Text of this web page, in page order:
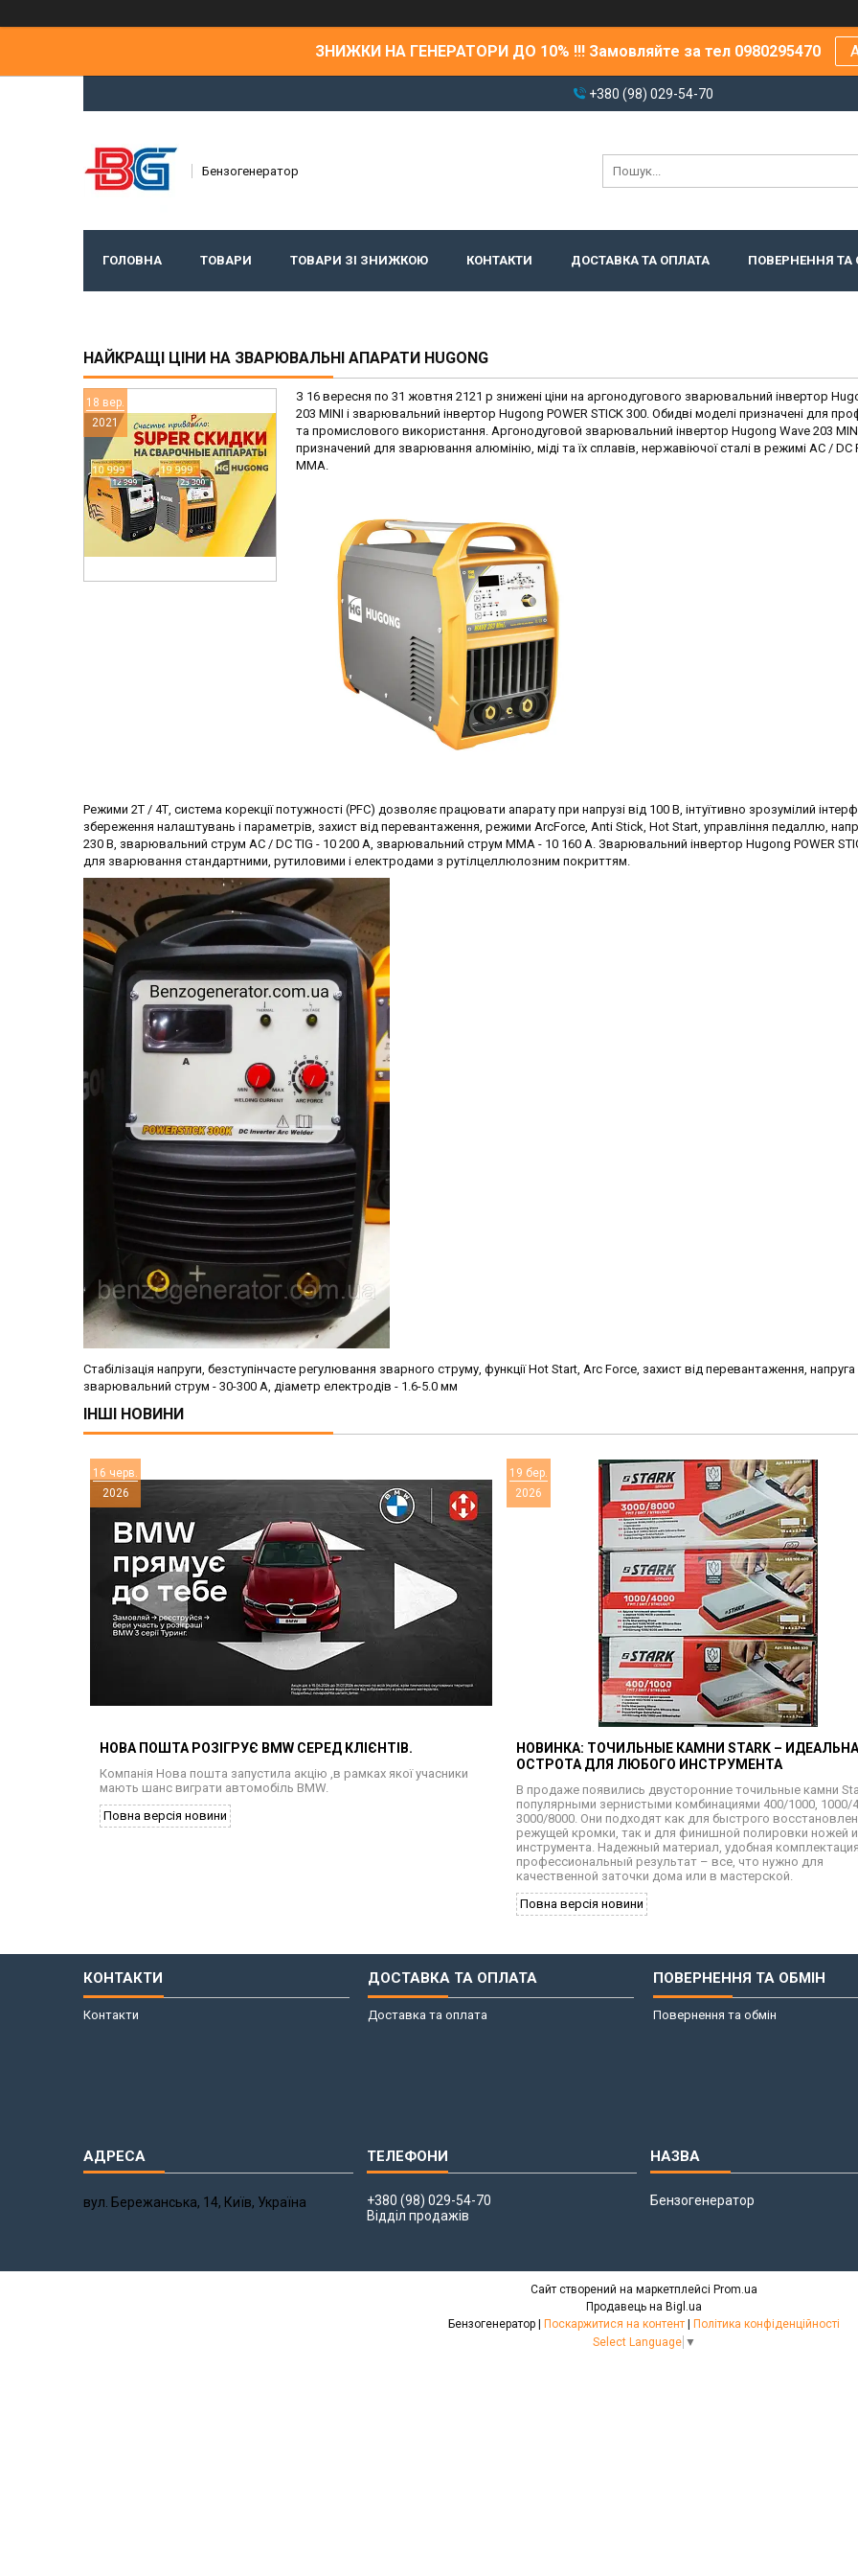
ЗНИЖКИ НА ГЕНЕРАТОРИ ДО 10% !!! Замовляйте за тел 0980295470
+380 (98) 029-54-70
Бензогенератор
ГОЛОВНА ТОВАРИ ТОВАРИ ЗІ ЗНИЖКОЮ КОНТАКТИ ДОСТАВКА ТА ОПЛАТА ПОВЕРНЕННЯ ТА
НАЙКРАЩІ ЦІНИ НА ЗВАРЮВАЛЬНІ АПАРАТИ HUGONG
18 вер.
2021
З 16 вересня по 31 жовтня 2121 р знижені ціни на аргонодугового зварювальний інвертор
203 MINI і зварювальний інвертор Hugong POWER STICK 300. Обидві моделі призначені для
та промислового використання. Аргонодуговой зварювальний інвертор Hugong Wave 203
призначений для зварювання алюмінію, міді та їх сплавів, нержавіючої сталі в режимі AC / DC
MMA.
Режими 2Т / 4Т, система корекції потужності (PFC) дозволяє працювати апарату при напрузі від 100 В, інтуїтивно зрозумілий
збереження налаштувань і параметрів, захист від перевантаження, режими ArcForce, Anti Stick, Hot Start, управління педаллю,
230 В, зварювальний струм AC / DC TIG - 10 200 А, зварювальний струм ММА - 10 160 А. Зварювальний інвертор Hugong POWER
для зварювання стандартними, рутиловими і електродами з рутілцеллюлозним покриттям.
Стабілізація напруги, безступінчасте регулювання зварного струму, функції Hot Start, Arc Force, захист від перевантаження, напруга
зварювальний струм - 30-300 А, діаметр електродів - 1.6-5.0 мм
ІНШІ НОВИНИ
16 черв.
2026
НОВА ПОШТА РОЗІГРУЄ BMW СЕРЕД КЛІЄНТІВ.
Компанія Нова пошта запустила акцію ,в рамках якої учасники
мають шанс виграти автомобіль BMW.
Повна версія новини
19 бер.
2026
НОВИНКА: ТОЧИЛЬНЫЕ КАМНИ STARK –
ОСТРОТА ДЛЯ ЛЮБОГО ИНСТРУМЕНТА
В продаже появились двусторонние точильные камни
популярными зернистыми комбинациями 400/1000, 1000/
3000/8000. Они подходят как для быстрого
режущей кромки, так и для финишной полировки ножей и
инструмента. Надежный материал, удобная
профессиональный результат – все, что нужно для
качественной заточки дома или в мастерской.
Повна версія новини
КОНТАКТИ
Контакти
ДОСТАВКА ТА ОПЛАТА
Доставка та оплата
ПОВЕРНЕННЯ ТА ОБМІН
Повернення та обмін
вул. Бережанська, 14, Київ, Україна
+380 (98) 029-54-70
Відділ продажів
Бензогенератор
Сайт створений на маркетплейсі Prom.ua
Продавець на Bigl.ua
Поскаржитися на контент
Політика конфіденційності
Select Language ▼